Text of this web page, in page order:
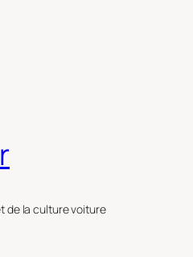
de la culture voiture